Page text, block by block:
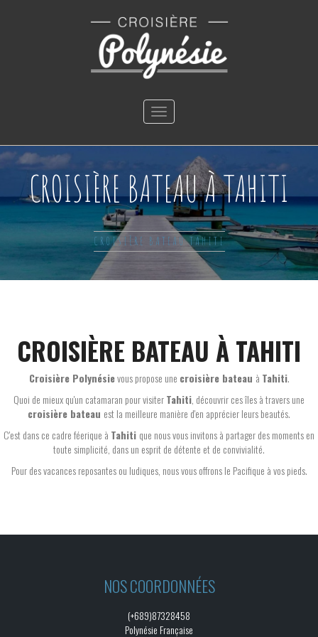
Toggle
navigation
CROISIÈRE BATEAU À TAHITI
CROISIÈRE BATEAU TAHITI
CROISIÈRE BATEAU À TAHITI
Croisière Polynésievous propose une croisière bateau à Tahiti.
Quoi de mieux qu'un catamaran pour visiterTahiti , découvrir ces îles à travers une
croisière bateau est la meilleure manière d'en apprécier leurs beautés.
C'est dans ce cadre féerique à Tahiti que nous vous invitons à partager des moments en
toute simplicité, dans un esprit de détente et de convivialité.
Pour des vacances reposantes ou ludiques, nous vous offrons le Pacifique à vos pieds.
NOS COORDONNÉES
(+689)87328458
Polynésie Française